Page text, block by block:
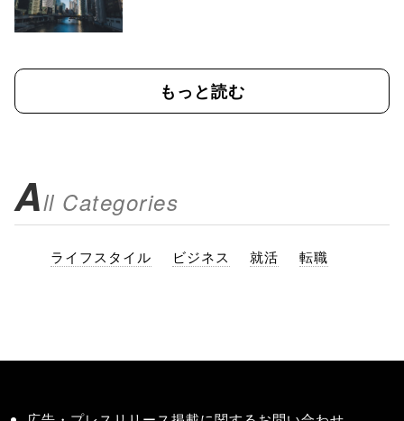
もっと読む
All Categories
ライフスタイル ビジネス 就活 転職